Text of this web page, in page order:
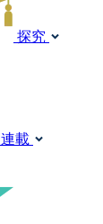
探究
連載